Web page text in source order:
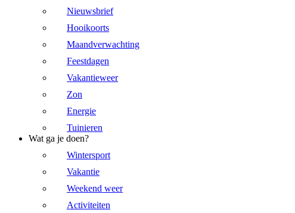
Nieuwsbrief
Hooikoorts
Maandverwachting
Feestdagen
Vakantieweer
Zon
Energie
Tuinieren
Wat ga je doen?
Wintersport
Vakantie
Weekend weer
Activiteiten